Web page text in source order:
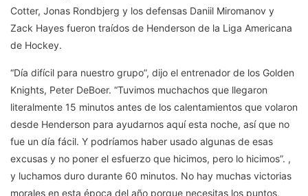
Cotter, Jonas Rondbjerg y los defensas Daniil Miromanov y
Zack Hayes fueron traídos de Henderson de la Liga Americana
de Hockey.
“Día difícil para nuestro grupo”, dijo el entrenador de los Golden
Knights, Peter DeBoer. “Tuvimos muchachos que llegaron
literalmente 15 minutos antes de los calentamientos que volaron
desde Henderson para ayudarnos aquí esta noche, así que no
fue un día fácil. Y podríamos haber usado algunas de esas
excusas y no poner el esfuerzo que hicimos, pero lo hicimos”. ,
y luchamos duro durante 60 minutos. No hay muchas victorias
morales en esta época del año porque necesitas los puntos,